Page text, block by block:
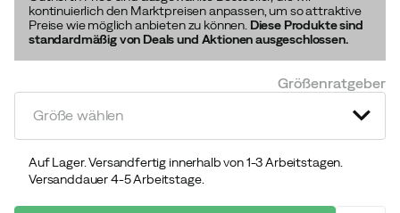
kontinuierlich den Marktpreisen anpassen, um so attraktive
Preise wie möglich anbieten zu können. Diese Produkte sind
standardmäßig von Deals und Aktionen ausgeschlossen.
Größenratgeber
Größe wählen
Auf Lager. Versandfertig innerhalb von 1-3 Arbeitstagen.
Versanddauer 4-5 Arbeitstage.